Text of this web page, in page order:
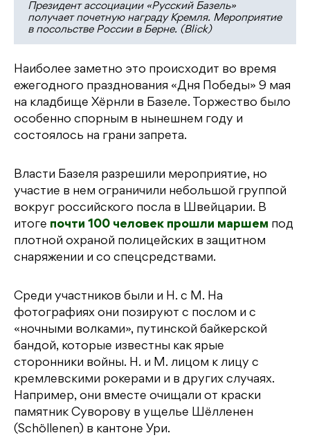
Президент ассоциации «Русский Базель»
получает почетную награду Кремля. Мероприятие
в посольстве России в Берне. (Blick)
Наиболее заметно это происходит во время
ежегодного празднования «Дня Победы» 9 мая
на кладбище Хёрнли в Базеле. Торжество было
особенно спорным в нынешнем году и
состоялось на грани запрета.
Власти Базеля разрешили мероприятие, но
участие в нем ограничили небольшой группой
вокруг российского посла в Швейцарии. В
итоге почти 100 человек прошли маршем под
плотной охраной полицейских в защитном
снаряжении и со спецсредствами.
Среди участников были и Н. с М. На
фотографиях они позируют с послом и с
«ночными волками», путинской байкерской
бандой, которые известны как ярые
сторонники войны. Н. и М. лицом к лицу с
кремлевскими рокерами и в других случаях.
Например, они вместе очищали от краски
памятник Суворову в ущелье Шёлленен
(Schöllenen) в кантоне Ури.